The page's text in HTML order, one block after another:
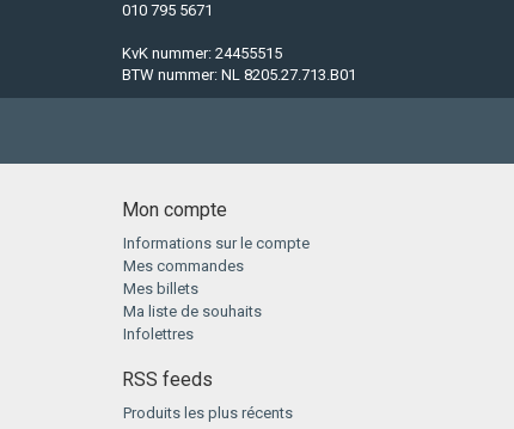
010 795 5671
KvK nummer: 24455515
BTW nummer: NL 8205.27.713.B01
Mon compte
Informations sur le compte
Mes commandes
Mes billets
Ma liste de souhaits
Infolettres
RSS feeds
Produits les plus récents